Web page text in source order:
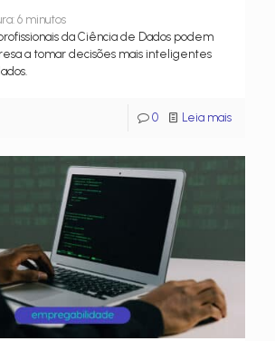
6 minutos
da Ciência de Dados podem
a tomar decisões mais inteligentes
0 Leia mais